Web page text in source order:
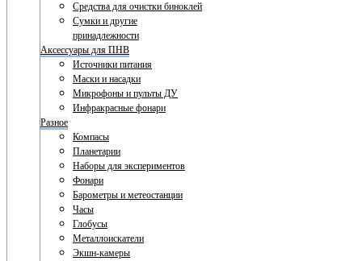
Средства для очистки биноклей
Сумки и другие
принадлежности
Аксессуары для ПНВ
Источники питания
Маски и насадки
Микрофоны и пульты ДУ
Инфракрасные фонари
Разное
Компасы
Планетарии
Наборы для экспериментов
Фонари
Барометры и метеостанции
Часы
Глобусы
Металлоискатели
Экшн-камеры